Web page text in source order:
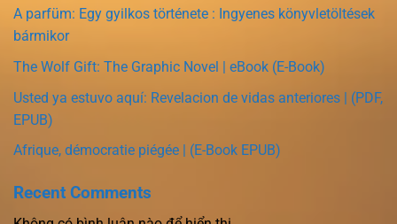
A parfüm: Egy gyilkos története : Ingyenes könyvletöltések
bármikor
The Wolf Gift: The Graphic Novel | eBook (E-Book)
Usted ya estuvo aquí: Revelacion de vidas anteriores | (PDF,
EPUB)
Afrique, démocratie piégée | (E-Book EPUB)
Recent Comments